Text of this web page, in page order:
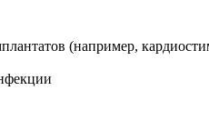
(например,